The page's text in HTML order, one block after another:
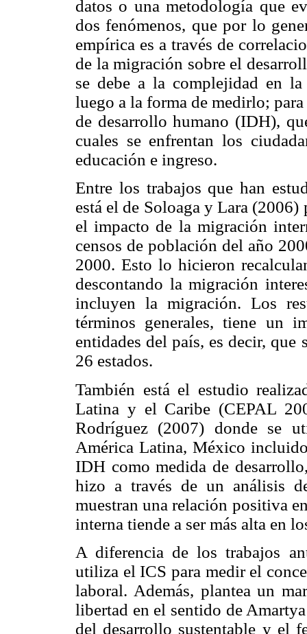
datos o una metodología que
dos fenómenos, que por lo
empírica es a través de
de la migración sobre el
se debe a la complejidad en
luego a la forma de medirlo;
de desarrollo humano (IDH),
cuales se enfrentan los
educación e ingreso.
Entre los trabajos que han
está el de Soloaga y Lara
el impacto de la migración
censos de población del año
2000. Esto lo hicieron
descontando la migración
incluyen la migración. Los
términos generales, tiene un
entidades del país, es decir,
26 estados.
También está el estudio
Latina y el Caribe (CEPAL
Rodríguez (2007) donde se
América Latina, México
IDH como medida de
hizo a través de un análisis
muestran una relación positiva
interna tiende a ser más alta en
A diferencia de los trabajos
utiliza el ICS para medir el
laboral. Además, plantea un
libertad en el sentido de
del desarrollo sustentable y el